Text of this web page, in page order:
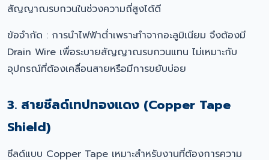
สัญญาณรบกวนในช่วงความถี่สูงได้ดี
ข้อจำกัด : การนำไฟฟ้าต่ำเพราะทำจากอะลูมิเนียม จึงต้องมี
Drain Wire เพื่อระบายสัญญาณรบกวนแทน ไม่เหมาะกับ
อุปกรณ์ที่ต้องเคลื่อนสายหรือมีการขยับบ่อย
3. สายชีลด์เทปทองแดง (Copper Tape
Shield)
ชีลด์แบบ Copper Tape เหมาะสำหรับงานที่ต้องการความ